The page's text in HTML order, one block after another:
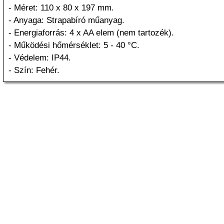
- Méret: 110 x 80 x 197 mm.
- Anyaga: Strapabíró műanyag.
- Energiaforrás: 4 x AA elem (nem tartozék).
- Működési hőmérséklet: 5 - 40 °C.
- Védelem: IP44.
- Szín: Fehér.